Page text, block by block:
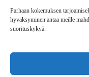
Parhaan kokemuksen
hyväksyminen antaa meille
suorituskykyä.
Tampereen Kaupunki